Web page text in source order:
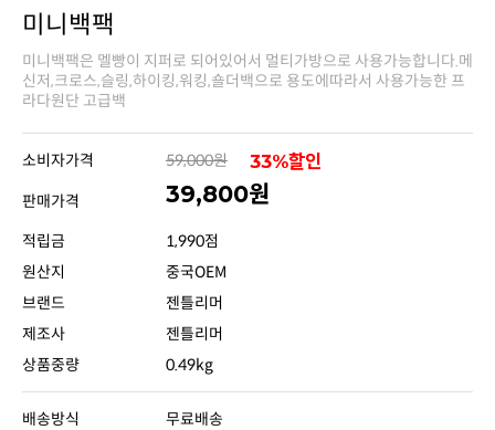
미니백팩
라다원단 고급백
소비자가격 59,000원 33%할인
판매가격 39,800원
적립금
1,990점
원산지
중국OEM
브랜드
젠틀리머
제조사
젠틀리머
상품중량
0.49kg
배송방식 무료배송